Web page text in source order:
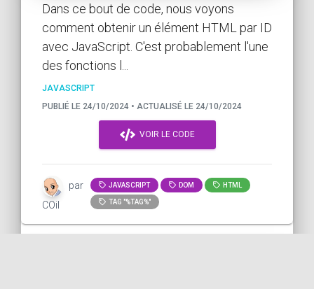
Dans ce bout de code, nous voyons
comment obtenir un élément HTML par ID
avec JavaScript. C'est probablement l'une
des fonctions l...
JAVASCRIPT
PUBLIÉ LE 24/10/2024 • ACTUALISÉ LE 24/10/2024
VOIR LE CODE
par
COil
JAVASCRIPT DOM HTML
TAG "%TAG%"